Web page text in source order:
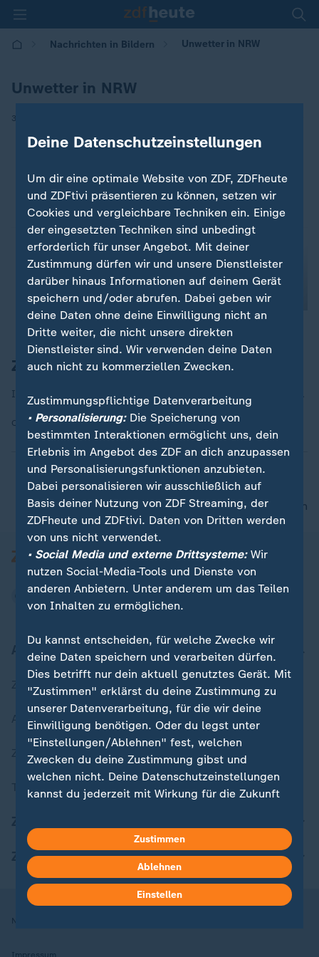
Nachrichten in Bildern Unwetter in NRW
Unwetter in NRW
30.05.2018 | 07:31
Zuviel Regen getankt
In Wuppertal ist das Dach einer Tankstelle zusammengekracht.
Quelle:dpa
nach oben
Aktuell bei ZDFheute
Zuletzt veröffentlicht
Aktuelle Sendungs-Videos
ZDFheute Stories
Themen im Überblick
ZDFheute Apps
Nutzungsbedingungen
Impressum
Deine Datenschutzeinstellungen
Um dir eine optimale Website von ZDF, ZDFheute
und ZDFtivi präsentieren zu können, setzen wir
Cookies und vergleichbare Techniken ein. Einige
der eingesetzten Techniken sind unbedingt
erforderlich für unser Angebot. Mit deiner
Zustimmung dürfen wir und unsere Dienstleister
darüber hinaus Informationen auf deinem Gerät
speichern und/oder abrufen. Dabei geben wir
deine Daten ohne deine Einwilligung nicht an
Dritte weiter, die nicht unsere direkten
Dienstleister sind. Wir verwenden deine Daten
auch nicht zu kommerziellen Zwecken.
Zustimmungspflichtige Datenverarbeitung
• Personalisierung:Die Speicherung von
bestimmten Interaktionen ermöglicht uns, dein
Erlebnis im Angebot des ZDF an dich anzupassen
und Personalisierungsfunktionen anzubieten.
Dabei personalisieren wir ausschließlich auf
Basis deiner Nutzung von ZDF Streaming, der
ZDFheute und ZDFtivi. Daten von Dritten werden
von uns nicht verwendet.
• Social Media und externe Drittsysteme:Wir
nutzen Social-Media-Tools und Dienste von
anderen Anbietern. Unter anderem um das Teilen
von Inhalten zu ermöglichen.
Du kannst entscheiden, für welche Zwecke wir
deine Daten speichern und verarbeiten dürfen.
Dies betrifft nur dein aktuell genutztes Gerät. Mit
"Zustimmen" erklärst du deine Zustimmung zu
unserer Datenverarbeitung, für die wir deine
Einwilligung benötigen. Oder du legst unter
"Einstellungen/Ablehnen" fest, welchen
Zwecken du deine Zustimmung gibst und
welchen nicht. Deine Datenschutzeinstellungen
kannst du jederzeit mit Wirkung für die Zukunft
Hier findest du das Impressum.
Weitere Informationen findest du in unserer
Datenschutzerklärung.
Zustimmen
Ablehnen
Einstellen